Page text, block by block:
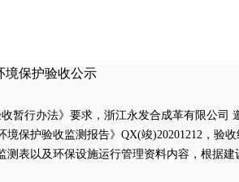
境保护验收公示
暂行办法》要求， 浙江永发合成革有限公司
保护验收监测报告》 QX(竣)20201212 ， 验收
表以及环保设施运行管理资料内容，根据